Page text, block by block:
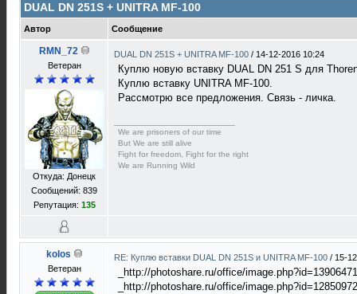
DUAL DN 251S + UNITRA MF-100
Автор Сообщение
RMN_72
Ветеран
Откуда: Донецк
Сообщений: 839
Репутация: 135
DUAL DN 251S + UNITRA MF-100 / 14-12-2016 10:24
Куплю новую вставку DUAL DN 251 S для
Куплю вставку UNITRA MF-100.
Рассмотрю все предложения. Связь - личка.
We are prisoners of our time
But We are still alive
Fight for freedom, Fight for the right
We are Running Wild
kolos
Ветеран
RE: Куплю вставки DUAL DN 251S и UNITRA MF-100 / 15-
_http://photoshare.ru/office/image.php?id=13906471
_http://photoshare.ru/office/image.php?id=12850972